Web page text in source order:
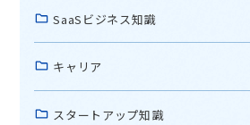
SaaSビジネス知識
キャリア
スタートアップ知識